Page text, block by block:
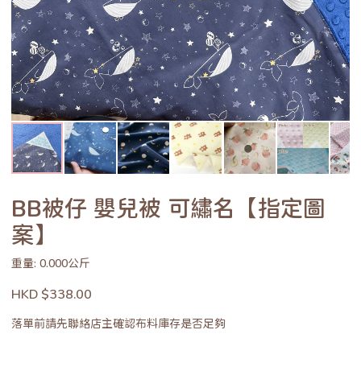
BB被仔 嬰兒被 可繡名【指定圖
案】
重量: 0.000公斤
HKD $338.00
落單前請先聯絡店主確認布料庫存是否足夠